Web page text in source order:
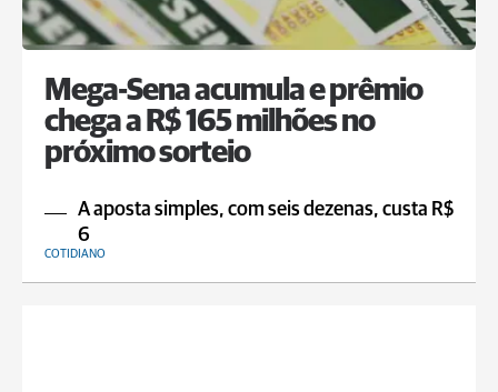
Mega-Sena acumula e prêmio
chega a R$ 165 milhões no
próximo sorteio
A aposta simples, com seis dezenas, custa R$
6
COTIDIANO